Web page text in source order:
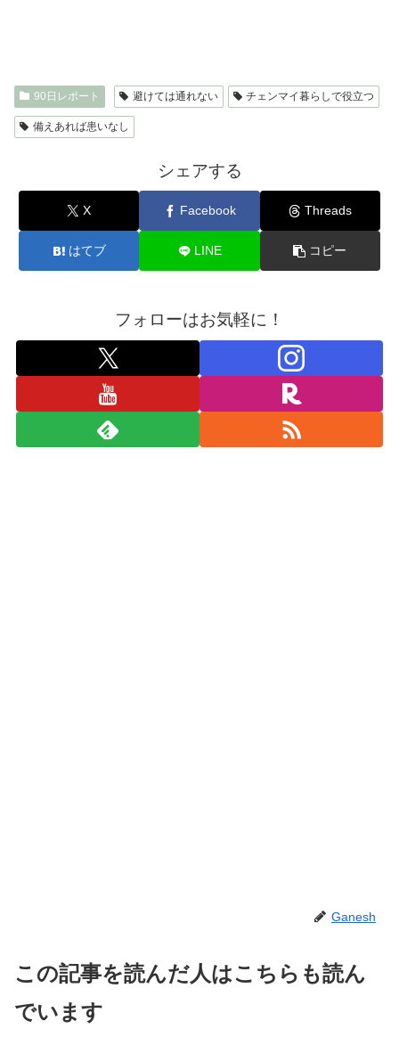
90日レポート 避けては通れない チェンマイ暮らしで役立つ
備えあれば患いなし
シェアする
X Facebook Threads
はてブ LINE コピー
フォローはお気軽に！
Ganesh
この記事を読んだ人はこちらも読ん
でいます